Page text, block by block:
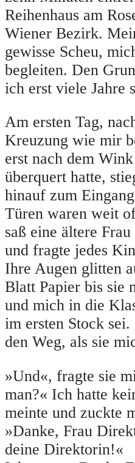
Reihenhaus am
Wiener Bezirk.
gewisse Scheu,
begleiten. Den
ich erst viele Jahre
Am ersten Tag,
Kreuzung wie mir
erst nach dem
überquert hatte,
hinauf zum
Türen waren weit
saß eine ältere
und fragte jedes
Ihre Augen glitten
Blatt Papier bis sie
und mich in die
im ersten Stock
den Weg, als sie
»Und«, fragte sie
man?« Ich hatte
meinte und zuckte
»Danke, Frau
deine Direktorin!«